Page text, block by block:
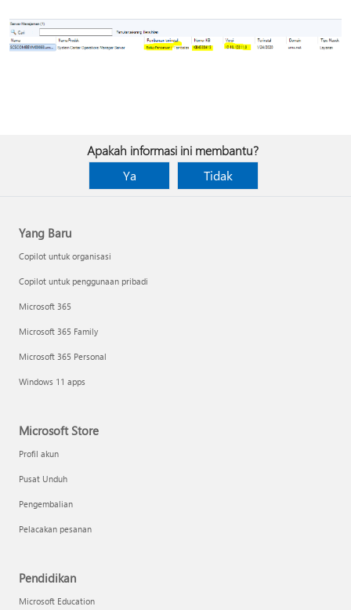
Apakah informasi ini membantu?
Ya
Tidak
Yang Baru
Copilot untuk organisasi
Copilot untuk penggunaan pribadi
Microsoft 365
Microsoft 365 Family
Microsoft 365 Personal
Windows 11 apps
Microsoft Store
Profil akun
Pusat Unduh
Pengembalian
Pelacakan pesanan
Pendidikan
Microsoft Education